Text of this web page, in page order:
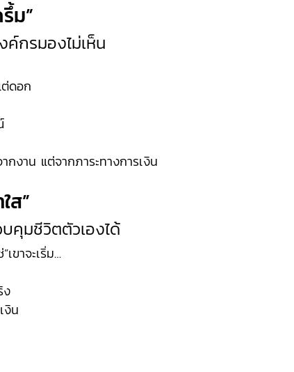
ม”
กรมองไม่เห็น
ดอก
าน แต่จากภาระทางการเงิน
ส”
มชีวิตตัวเองได้
ขาจะเริ่ม…
ง
งิน